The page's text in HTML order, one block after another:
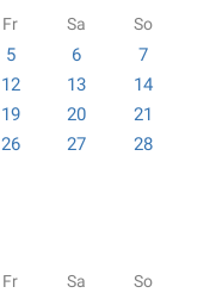
Fr Sa So
5 6
7
12 13
14
19 20
21
26 27
28
Fr Sa So